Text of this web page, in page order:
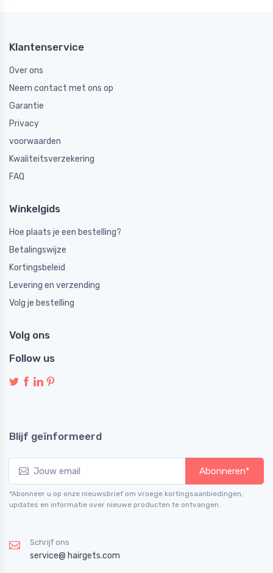
Klantenservice
Over ons
Neem contact met ons op
Garantie
Privacy
voorwaarden
Kwaliteitsverzekering
FAQ
Winkelgids
Hoe plaats je een bestelling?
Betalingswijze
Kortingsbeleid
Levering en verzending
Volg je bestelling
Volg ons
Follow us
Blijf geïnformeerd
Abonneren*
*Abonneer u op onze nieuwsbrief om vroege kortingsaanbiedingen,
updates en informatie over nieuwe producten te ontvangen.
Schrijf ons
service@ hairgets.com